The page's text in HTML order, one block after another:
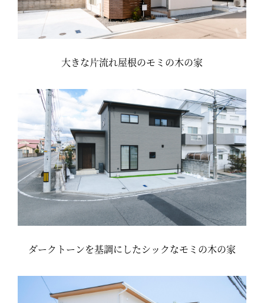
大きな片流れ屋根のモミの木の家
ダークトーンを基調にしたシックなモミの木の家